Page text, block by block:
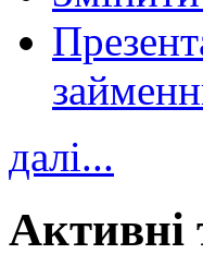
далі...
Активні